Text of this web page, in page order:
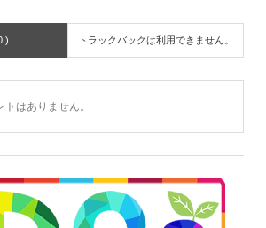
) トラックバックは利用できません。
はありません。